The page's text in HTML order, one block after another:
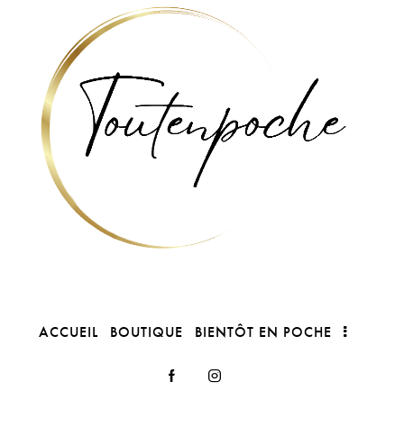
ACCUEIL BOUTIQUE BIENTÔT EN POCHE